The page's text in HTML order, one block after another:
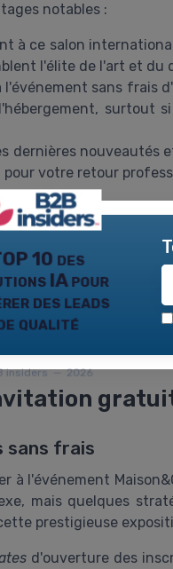
notables :
à ce salon
l'élite de l'art et du
l'événement sans frais
surtout
dernières nouveautés
votre retour
Paris Nord
de toute la
les foires et
de
avantage
sur notre article
sans frais
à l'événement
mais quelques
prestigieuse
d'ouverture des
10 des
IA pour
des leads
qualité
insiders — 2026